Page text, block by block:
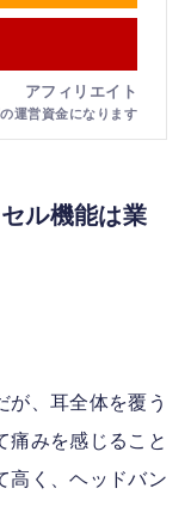
ル機能は業
が、耳全体を覆う
痛みを感じること
高く、ヘッドバン